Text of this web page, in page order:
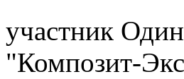
участник
"Композит-